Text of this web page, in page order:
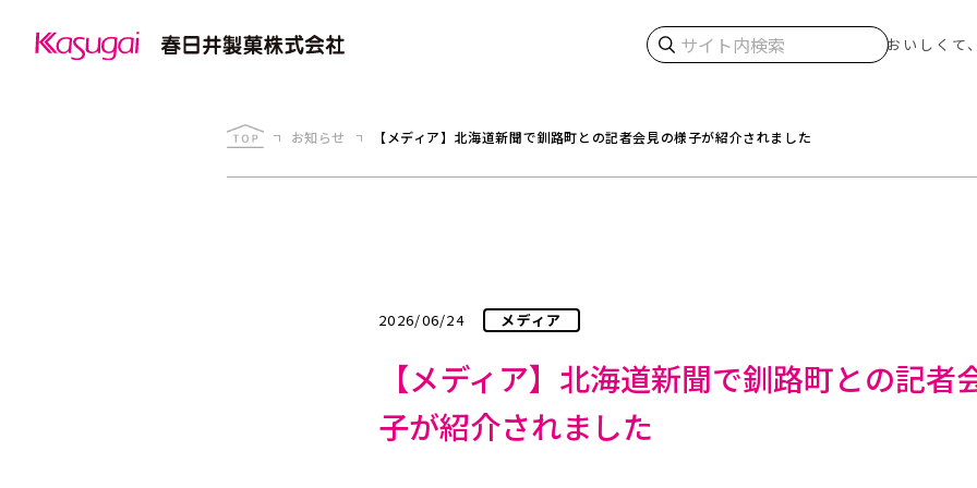
検索 おいしくて
お知らせ 【メディア】北海道新聞で釧路町との記者会見の様子が紹介されました
2026/06/24 メディア
【メディア】北海道新聞で釧路町との記者
子が紹介されました